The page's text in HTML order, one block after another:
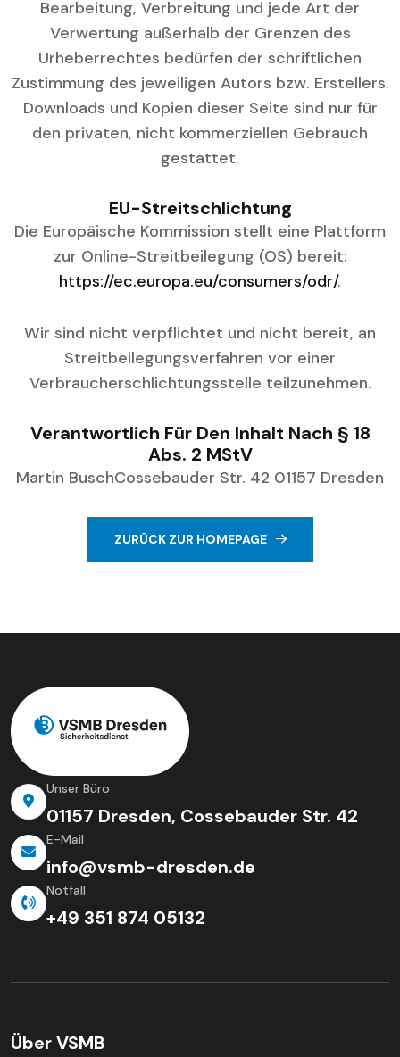
Bearbeitung, Verbreitung und jede Art der
Verwertung außerhalb der Grenzen des
Urheberrechtes bedürfen der schriftlichen
Zustimmung des jeweiligen Autors bzw. Erstellers.
Downloads und Kopien dieser Seite sind nur für
den privaten, nicht kommerziellen Gebrauch
gestattet.
EU-Streitschlichtung
Die Europäische Kommission stellt eine Plattform
zur Online-Streitbeilegung (OS) bereit:
https://ec.europa.eu/consumers/odr/.
Wir sind nicht verpflichtet und nicht bereit, an
Streitbeilegungsverfahren vor einer
Verbraucherschlichtungsstelle teilzunehmen.
Verantwortlich Für Den Inhalt Nach § 18
Abs. 2 MStV
Martin BuschCossebauder Str. 42 01157 Dresden
ZURÜCK ZUR HOMEPAGE
Unser Büro
01157 Dresden, Cossebauder Str. 42
E-Mail
info@vsmb-dresden.de
Notfall
+49 351 874 05132
Über VSMB